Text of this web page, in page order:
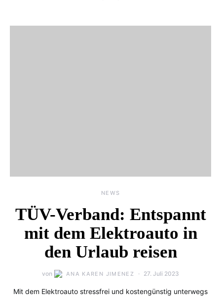
NEWS
TÜV-Verband: Entspannt
mit dem Elektroauto in
den Urlaub reisen
von ANA KAREN JIMENEZ 27. Juli 2023
Mit dem Elektroauto stressfrei und kostengünstig unterwegs